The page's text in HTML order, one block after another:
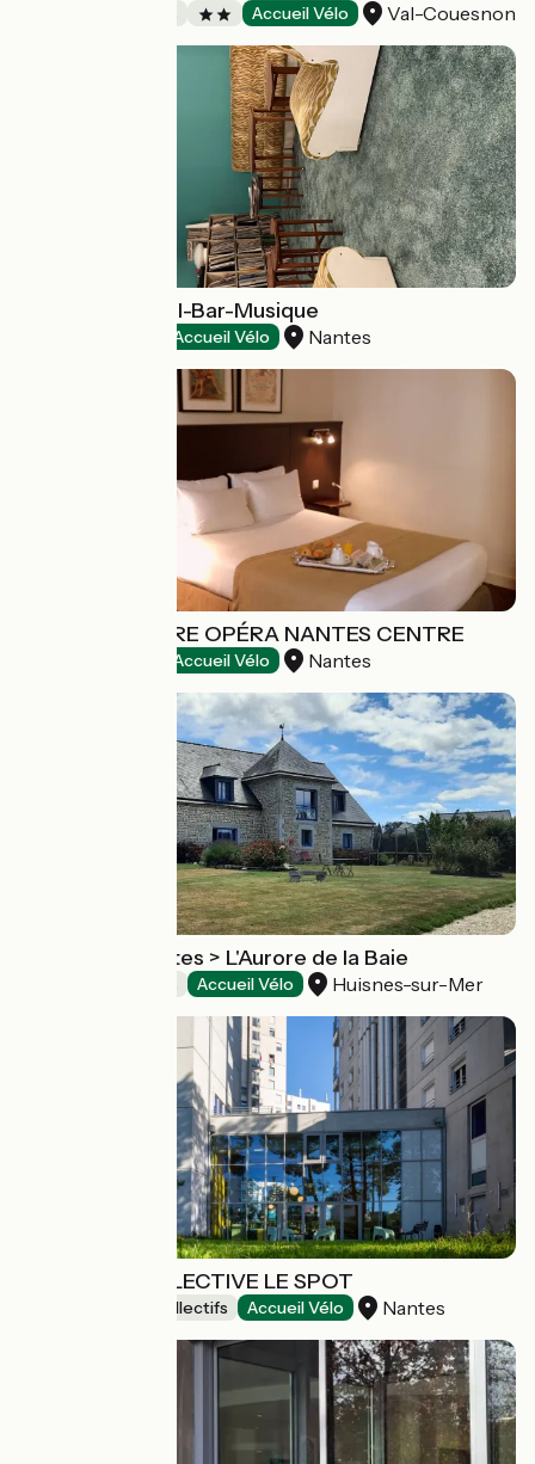
Accueil Vélo Val-Couesnon
OLDEGAR Hôtel-Bar-Musique
Accueil Vélo Nantes
HÔTEL VOLTAIRE OPÉRA NANTES CENTRE
Accueil Vélo Nantes
Chambres d'hôtes > L'Aurore de la Baie
Accueil Vélo Huisnes-sur-Mer
AUBERGE COLLECTIVE LE SPOT
Hébergements collectifs Accueil Vélo Nantes